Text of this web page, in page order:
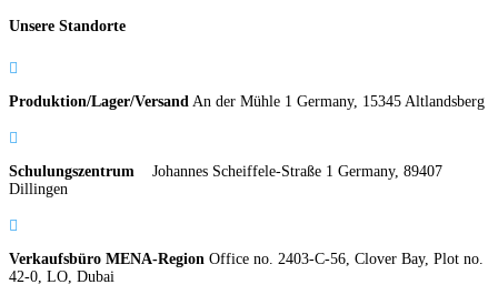
Unsere Standorte

Produktion/Lager/Versand An der Mühle 1 Germany, 15345 Altlandsberg

Schulungszentrum Johannes Scheiffele-Straße 1 Germany, 89407
Dillingen

Verkaufsbüro MENA-Region Office no. 2403-C-56, Clover Bay, Plot no.
42-0, LO, Dubai